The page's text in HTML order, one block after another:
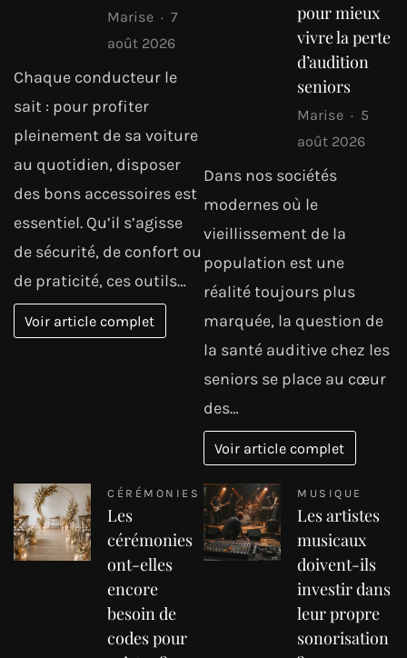
Marise
7
août 2026
Chaque conducteur le
sait : pour profiter
pleinement de sa voiture
au quotidien, disposer
des bons accessoires est
essentiel. Qu’il s’agisse
de sécurité, de confort ou
de praticité, ces outils…
Voir article complet
pour mieux
vivre la perte
d’audition
seniors
Marise
5
août 2026
Dans nos sociétés
modernes où le
vieillissement de la
population est une
réalité toujours plus
marquée, la question de
la santé auditive chez les
seniors se place au cœur
des…
Voir article complet
CÉRÉMONIES
Les
cérémonies
ont-elles
encore
besoin de
codes pour
MUSIQUE
Les artistes
musicaux
doivent-ils
investir dans
leur propre
sonorisation